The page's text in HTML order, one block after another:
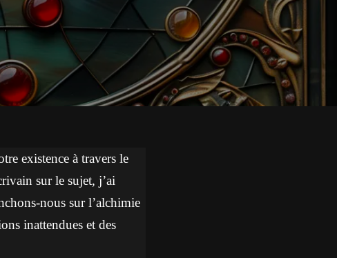
existence à travers le
sur le sujet, j’ai
nous sur l’alchimie
inattendues et des